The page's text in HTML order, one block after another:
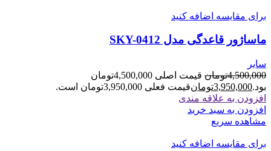
برای مقایسه اضافه کنید
ماساژور قاعدگی مدل SKY-0412
سایر
4,500,000تومان
قیمت اصلی 4,500,000تومان
بود.3,950,000تومانقیمت فعلی 3,950,000تومان است.
افزودن به علاقه مندی
افزودن به سبد خرید
مشاهده سریع
برای مقایسه اضافه کنید